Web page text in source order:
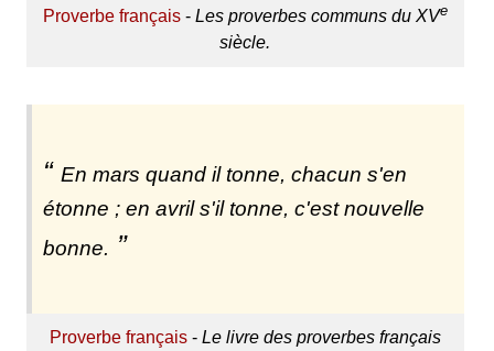
Proverbe français- Les proverbes communs du XVe
siècle.
En mars quand il tonne, chacun s'en
étonne ; en avril s'il tonne, c'est nouvelle
bonne.
Proverbe français- Le livre des proverbes français